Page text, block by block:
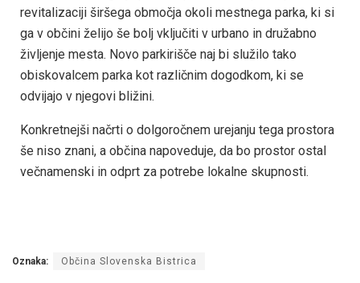
revitalizaciji širšega območja okoli mestnega parka, ki si
ga v občini želijo še bolj vključiti v urbano in družabno
življenje mesta. Novo parkirišče naj bi služilo tako
obiskovalcem parka kot različnim dogodkom, ki se
odvijajo v njegovi bližini.
Konkretnejši načrti o dolgoročnem urejanju tega prostora
še niso znani, a občina napoveduje, da bo prostor ostal
večnamenski in odprt za potrebe lokalne skupnosti.
Oznaka: Občina Slovenska Bistrica